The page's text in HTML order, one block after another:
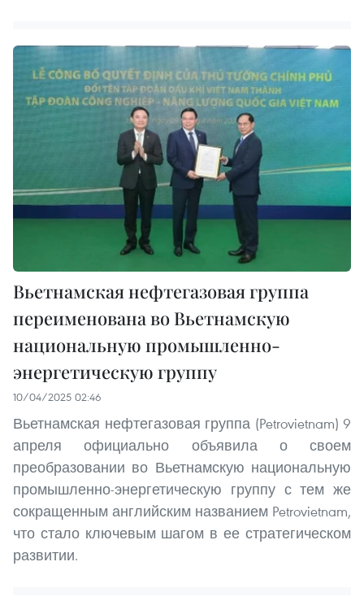
Вьетнамская нефтегазовая группа
переименована во Вьетнамскую
национальную промышленно-
энергетическую группу
10/04/2025 02:46
Вьетнамская нефтегазовая группа (Petrovietnam) 9
апреля официально объявила о своем
преобразовании во Вьетнамскую национальную
промышленно-энергетическую группу с тем же
сокращенным английским названием Petrovietnam,
что стало ключевым шагом в ее стратегическом
развитии.